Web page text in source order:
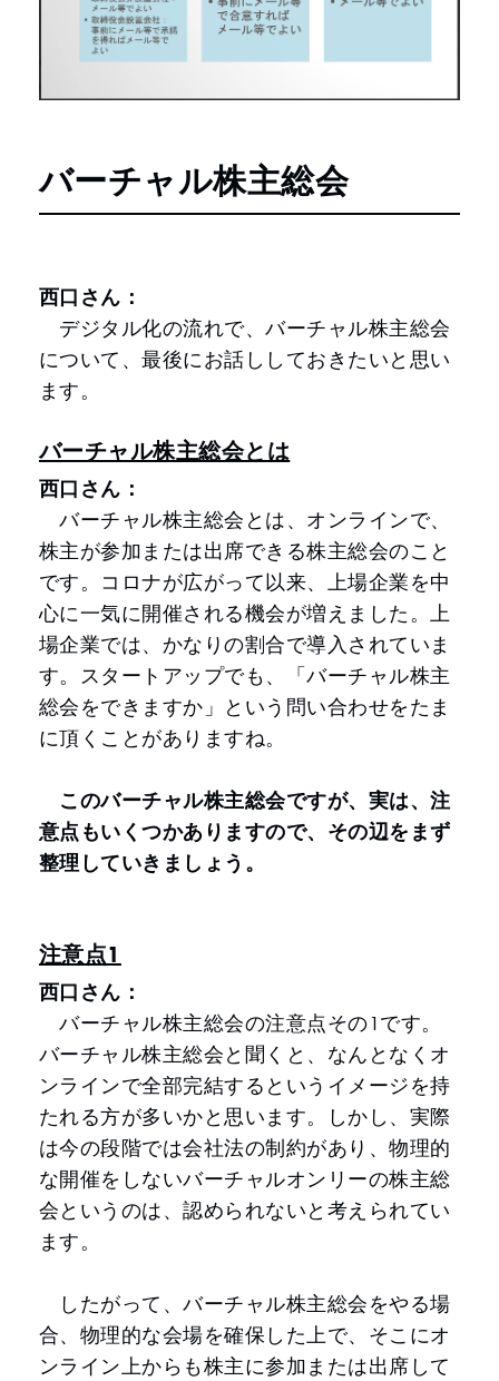
バーチャル株主総会
西口さん：
デジタル化の流れで、バーチャル株主総会
について、最後にお話ししておきたいと思い
ます。
バーチャル株主総会とは
西口さん：
バーチャル株主総会とは、オンラインで、
株主が参加または出席できる株主総会のこと
です。コロナが広がって以来、上場企業を中
心に一気に開催される機会が増えました。上
場企業では、かなりの割合で導入されていま
す。スタートアップでも、「バーチャル株主
総会をできますか」という問い合わせをたま
に頂くことがありますね。
このバーチャル株主総会ですが、実は、注
意点もいくつかありますので、その辺をまず
整理していきましょう。
注意点1
西口さん：
バーチャル株主総会の注意点その1です。
バーチャル株主総会と聞くと、なんとなくオ
ンラインで全部完結するというイメージを持
たれる方が多いかと思います。しかし、実際
は今の段階では会社法の制約があり、物理的
な開催をしないバーチャルオンリーの株主総
会というのは、認められないと考えられてい
ます。
したがって、バーチャル株主総会をやる場
合、物理的な会場を確保した上で、そこにオ
ンライン上からも株主に参加または出席して